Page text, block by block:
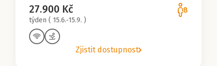
27.900 Kč
týden ( 15.6.-15.9. )
8
Zjistit dostupnost